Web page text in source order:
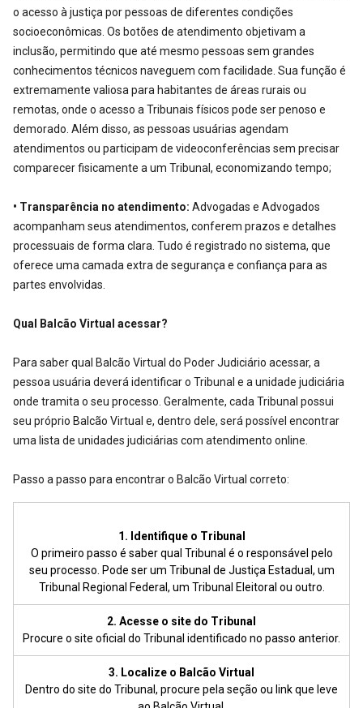
o acesso à justiça por pessoas de diferentes condições
socioeconômicas. Os botões de atendimento objetivam a
inclusão, permitindo que até mesmo pessoas sem grandes
conhecimentos técnicos naveguem com facilidade. Sua função é
extremamente valiosa para habitantes de áreas rurais ou
remotas, onde o acesso a Tribunais físicos pode ser penoso e
demorado. Além disso, as pessoas usuárias agendam
atendimentos ou participam de videoconferências sem precisar
comparecer fisicamente a um Tribunal, economizando tempo;
• Transparência no atendimento: Advogadas e Advogados
acompanham seus atendimentos, conferem prazos e detalhes
processuais de forma clara. Tudo é registrado no sistema, que
oferece uma camada extra de segurança e confiança para as
partes envolvidas.
Qual Balcão Virtual acessar?
Para saber qual Balcão Virtual do Poder Judiciário acessar, a
pessoa usuária deverá identificar o Tribunal e a unidade judiciária
onde tramita o seu processo. Geralmente, cada Tribunal possui
seu próprio Balcão Virtual e, dentro dele, será possível encontrar
uma lista de unidades judiciárias com atendimento online.
Passo a passo para encontrar o Balcão Virtual correto:
1. Identifique o Tribunal
O primeiro passo é saber qual Tribunal é o responsável pelo
seu processo. Pode ser um Tribunal de Justiça Estadual, um
Tribunal Regional Federal, um Tribunal Eleitoral ou outro.
2. Acesse o site do Tribunal
Procure o site oficial do Tribunal identificado no passo anterior.
3. Localize o Balcão Virtual
Dentro do site do Tribunal, procure pela seção ou link que leve